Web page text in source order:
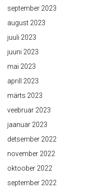
september 2023
august 2023
juuli 2023
juuni 2023
mai 2023
aprill 2023
märts 2023
veebruar 2023
jaanuar 2023
detsember 2022
november 2022
oktoober 2022
september 2022